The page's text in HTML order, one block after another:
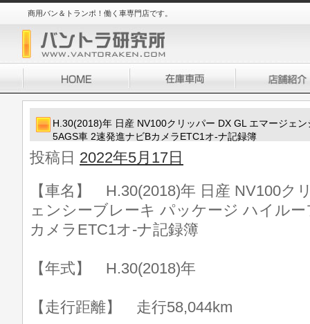
商用バン＆トランポ！働く車専門店です。
H.30(2018)年 日産 NV100クリッパー DX GL エマージェ
5AGS車 2速発進ナビBカメラETC1オ-ナ記録簿
投稿日 2022年5月17日
【車名】 H.30(2018)年 日産 NV100ク
ェンシーブレーキ パッケージ ハイル
カメラETC1オ-ナ記録簿
【年式】 H.30(2018)年
【走行距離】 走行58,044km